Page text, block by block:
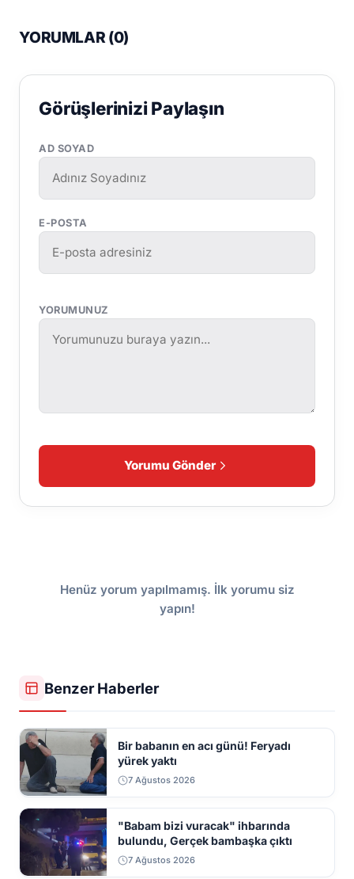
YORUMLAR (0)
Görüşlerinizi Paylaşın
AD SOYAD
E-POSTA
YORUMUNUZ
Yorumu Gönder
Henüz yorum yapılmamış. İlk yorumu siz
yapın!
Benzer Haberler
Bir babanın en acı günü! Feryadı
yürek yaktı
7 Ağustos 2026
"Babam bizi vuracak" ihbarında
bulundu, Gerçek bambaşka çıktı
7 Ağustos 2026